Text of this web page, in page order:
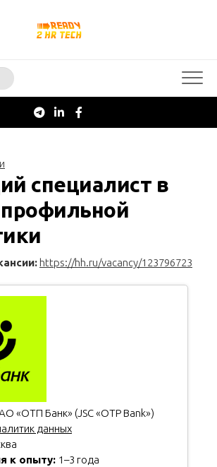
специалист в
https://hh.ru/vacancy/123796723
«ОТП Банк» (JSC «OTP Bank»)
данных
к опыту: 1–3 года